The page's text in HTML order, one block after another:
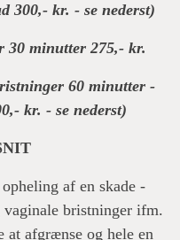
300,- kr. - se nederst)
30 minutter 275,- kr.
60 minutter -
kr. - se nederst)
af en skade -
vaginale bristninger ifm.
at afgrænse og hele en